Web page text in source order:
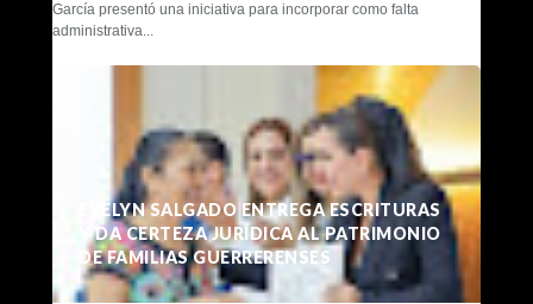
García presentó una iniciativa para incorporar como falta
administrativa...
EVELYN SALGADO ENTREGA ESCRITURAS
Y DA CERTEZA JURÍDICA AL PATRIMONIO
DE FAMILIAS GUERRERENSES